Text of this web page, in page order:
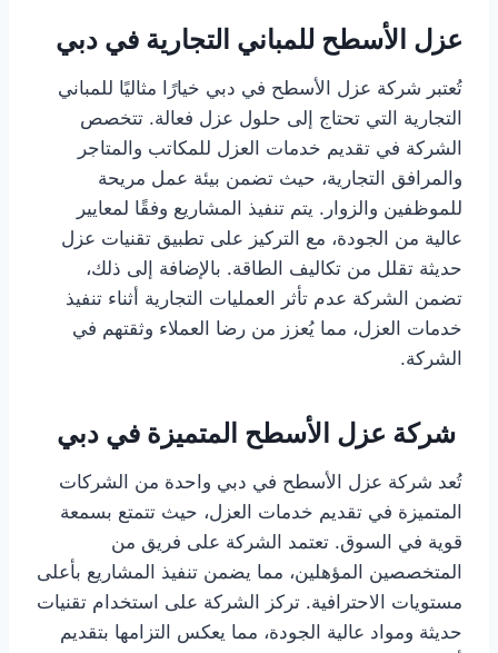
عزل الأسطح للمباني التجارية في دبي
تُعتبر شركة عزل الأسطح في دبي خيارًا مثاليًا للمباني
التجارية التي تحتاج إلى حلول عزل فعالة. تتخصص
الشركة في تقديم خدمات العزل للمكاتب والمتاجر
والمرافق التجارية، حيث تضمن بيئة عمل مريحة
للموظفين والزوار. يتم تنفيذ المشاريع وفقًا لمعايير
عالية من الجودة، مع التركيز على تطبيق تقنيات عزل
حديثة تقلل من تكاليف الطاقة. بالإضافة إلى ذلك،
تضمن الشركة عدم تأثر العمليات التجارية أثناء تنفيذ
خدمات العزل، مما يُعزز من رضا العملاء وثقتهم في
الشركة.
شركة عزل الأسطح المتميزة في دبي
تُعد شركة عزل الأسطح في دبي واحدة من الشركات
المتميزة في تقديم خدمات العزل، حيث تتمتع بسمعة
قوية في السوق. تعتمد الشركة على فريق من
المتخصصين المؤهلين، مما يضمن تنفيذ المشاريع بأعلى
مستويات الاحترافية. تركز الشركة على استخدام تقنيات
حديثة ومواد عالية الجودة، مما يعكس التزامها بتقديم